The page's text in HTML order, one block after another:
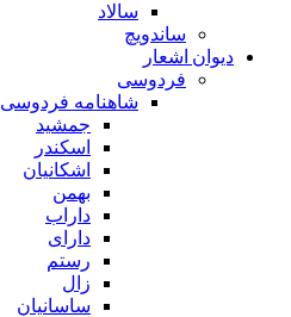
سالاد
ساندویچ
دیوان اشعار
فردوسی
شاهنامه فردوسی
جمشید
اسکندر
اشکانیان
بهمن
داراب
دارای
رستم
زال
ساسانیان